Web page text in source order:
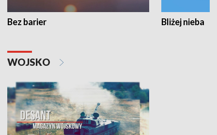
Bez barier Bliżej nieba
WOJSKO